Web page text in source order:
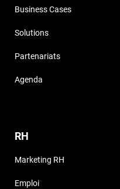
Business Cases
Solutions
Partenariats
Agenda
RH
Marketing RH
Emploi